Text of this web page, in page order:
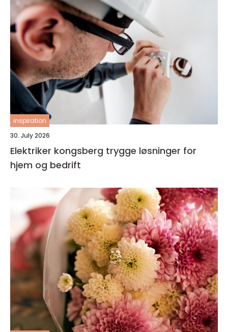
inspiration
30. July 2026
Elektriker kongsberg trygge løsninger for
hjem og bedrift